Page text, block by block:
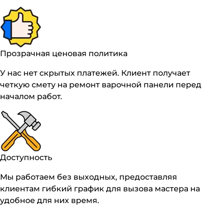
Прозрачная ценовая политика
У нас нет скрытых платежей. Клиент получает
четкую смету на ремонт варочной панели перед
началом работ.
Доступность
Мы работаем без выходных, предоставляя
клиентам гибкий график для вызова мастера на
удобное для них время.